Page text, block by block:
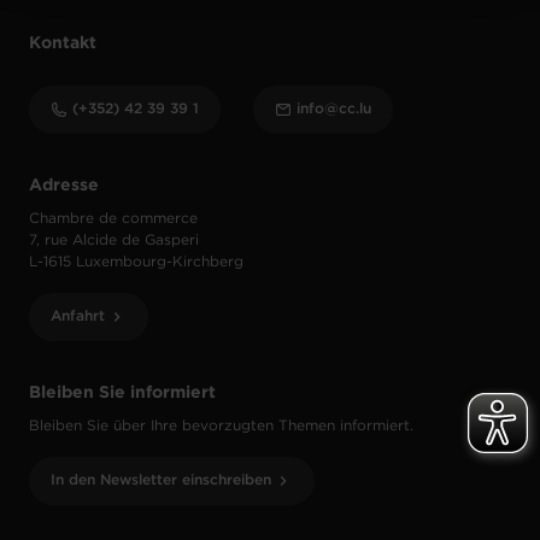
Bleiben Sie informiert
Bleiben Sie über Ihre bevorzugten Themen informiert.
In den Newsletter einschreiben
Adresse
Chambre de commerce
7, rue Alcide de Gasperi
L-1615 Luxembourg-Kirchberg
Anfahrt
Kontakt
(+352) 42 39 39 1 info@cc.lu